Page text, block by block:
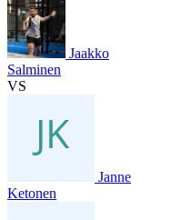
Jaakko
Salminen
VS
Janne
Ketonen